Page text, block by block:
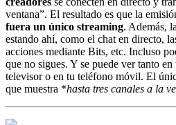
ventana”. El resultado es que la
fuera un único streaming. Además,
estando ahí, como el chat en directo,
acciones mediante Bits, etc. Incluso
que no sigues. Y se puede ver tanto
televisor o en tu teléfono móvil. El
que muestra *hasta tres canales a la